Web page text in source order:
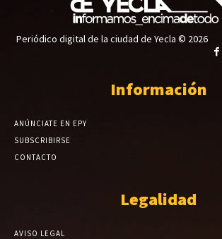
Periódico digital de la ciudad de Yecla © 2026
Información
ANÚNCIATE EN EPY
SUBSCRIBIRSE
CONTACTO
Legalidad
AVISO LEGAL